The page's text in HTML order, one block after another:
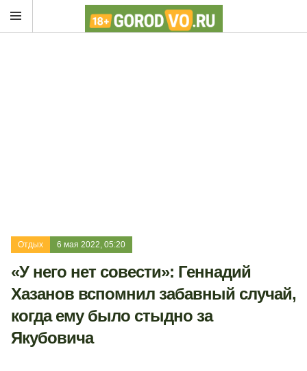
Отдых 6 мая 2022, 05:20
«У него нет совести»: Геннадий
Хазанов вспомнил забавный случай,
когда ему было стыдно за
Якубовича